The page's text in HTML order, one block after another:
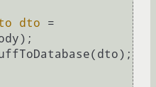
dto
=